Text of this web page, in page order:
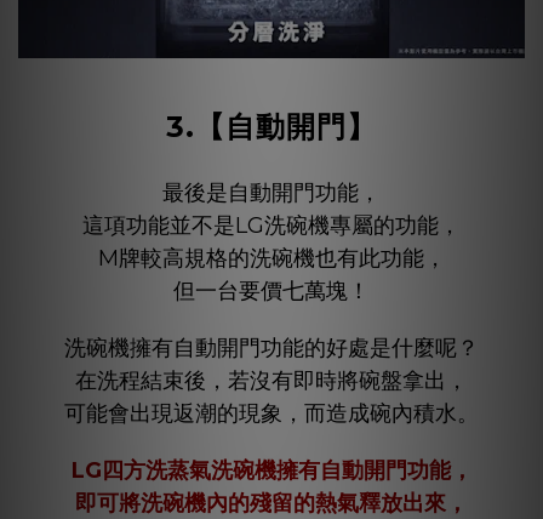
3. 【 自動開門 】
最後是自動開門功能，
這項功能並不是LG洗碗機專屬的功能，
M牌較高規格的洗碗機也有此功能，
但一台要價七萬塊！
洗碗機擁有自動開門功能的好處是什麼呢？
在洗程結束後，若沒有即時將碗盤拿出，
可能會出現返潮的現象，而造成碗內積水。
LG四方洗蒸氣洗碗機擁有自動開門功能，
即可將洗碗機內的殘留的熱氣釋放出來，